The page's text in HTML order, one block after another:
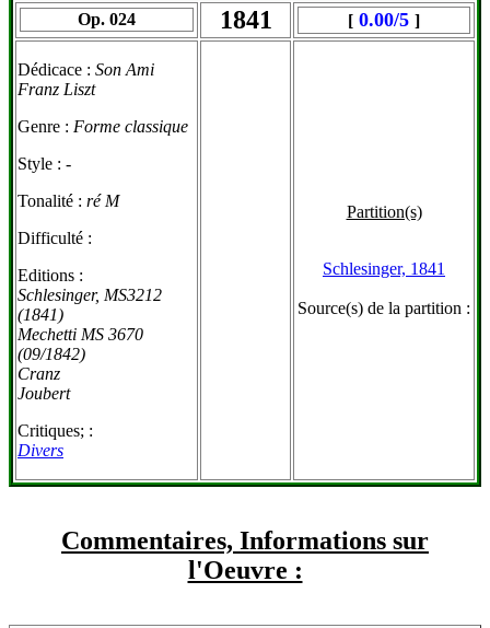
Op. 024 1841 [ 0.00/5 ]
Dédicace : Son Ami
Franz Liszt
Genre : Forme classique
Style : -
Tonalité : ré M
Difficulté :
Editions :
Schlesinger, MS3212
(1841)
Mechetti MS 3670
(09/1842)
Cranz
Joubert
Critiques; :
Divers
Partition(s)
Schlesinger, 1841
Source(s) de la partition :
Commentaires, Informations sur
l'Oeuvre :